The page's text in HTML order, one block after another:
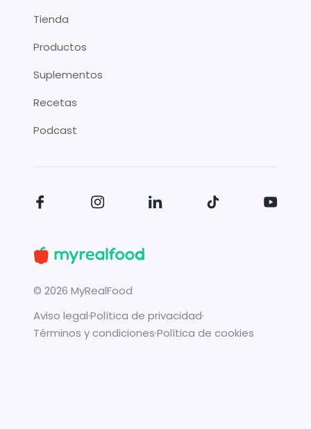
Tienda
Productos
Suplementos
Recetas
Podcast
© 2026 MyRealFood
Aviso legal·Política de privacidad·
Términos y condiciones·Política de cookies